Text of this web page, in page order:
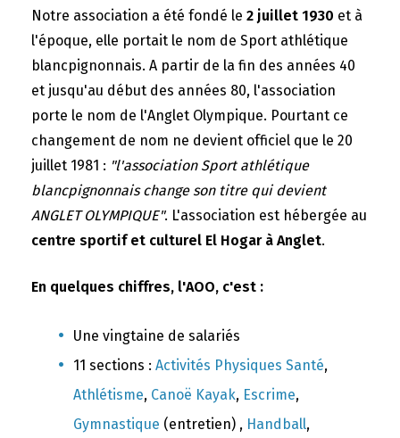
Notre association a été fondé le 2 juillet 1930 et à
l'époque, elle portait le nom de Sport athlétique
blancpignonnais. A partir de la fin des années 40
et jusqu'au début des années 80, l'association
porte le nom de l'Anglet Olympique. Pourtant ce
changement de nom ne devient officiel que le 20
juillet 1981 : "l'association Sport athlétique
blancpignonnais change son titre qui devient
ANGLET OLYMPIQUE". L'association est hébergée au
centre sportif et culturel El Hogar à Anglet.
En quelques chiffres, l'AOO, c'est :
Une vingtaine de salariés
11 sections : Activités Physiques Santé,
Athlétisme, Canoë Kayak, Escrime,
Gymnastique (entretien) , Handball,